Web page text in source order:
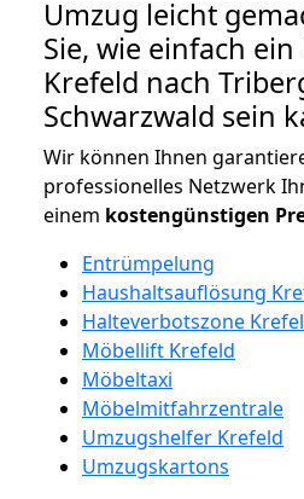
Umzug leicht
Sie, wie einfach
Krefeld nach
Schwarzwald sein
Wir können Ihnen
professionelles Netzwerk
einem kostengünstigen
Entrümpelung
Haushaltsauflösung
Halteverbotszone
Möbellift Krefeld
Möbeltaxi
Möbelmitfahrzentrale
Umzugshelfer Krefeld
Umzugskartons